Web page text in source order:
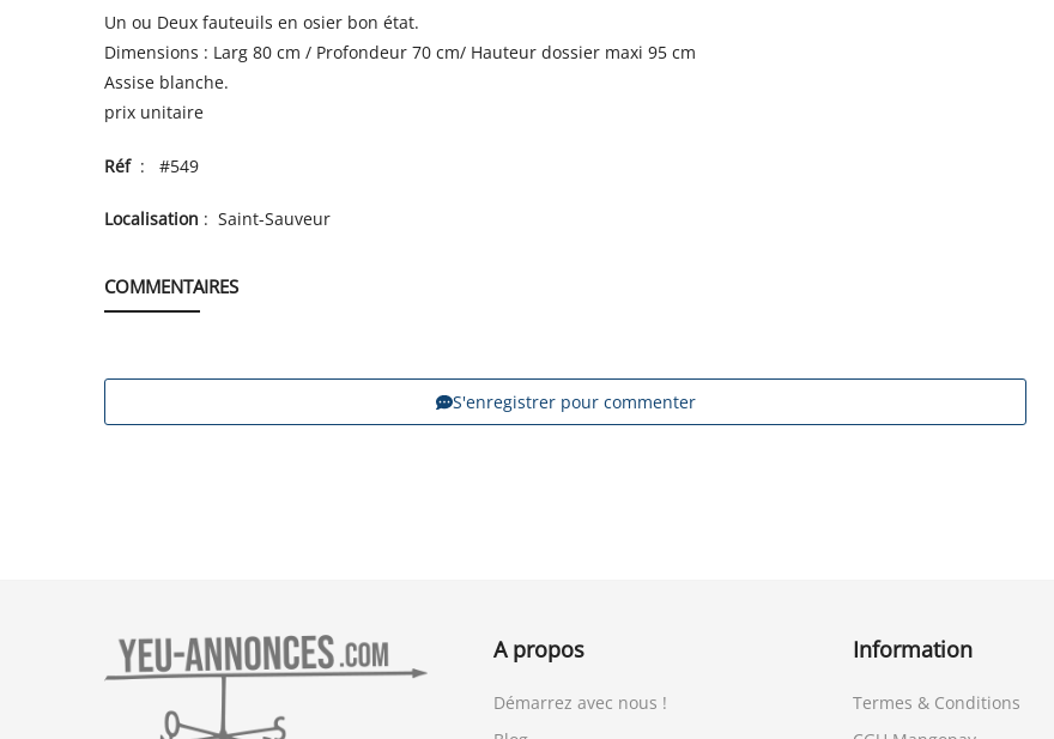
Un ou Deux fauteuils en osier bon état.
Dimensions : Larg 80 cm / Profondeur 70 cm/ Hauteur dossier maxi 95 cm
Assise blanche.
prix unitaire
Réf: #549
Localisation : Saint-Sauveur
COMMENTAIRES
S'enregistrer pour commenter
A propos
Démarrez avec nous !
Information
Termes & Conditions